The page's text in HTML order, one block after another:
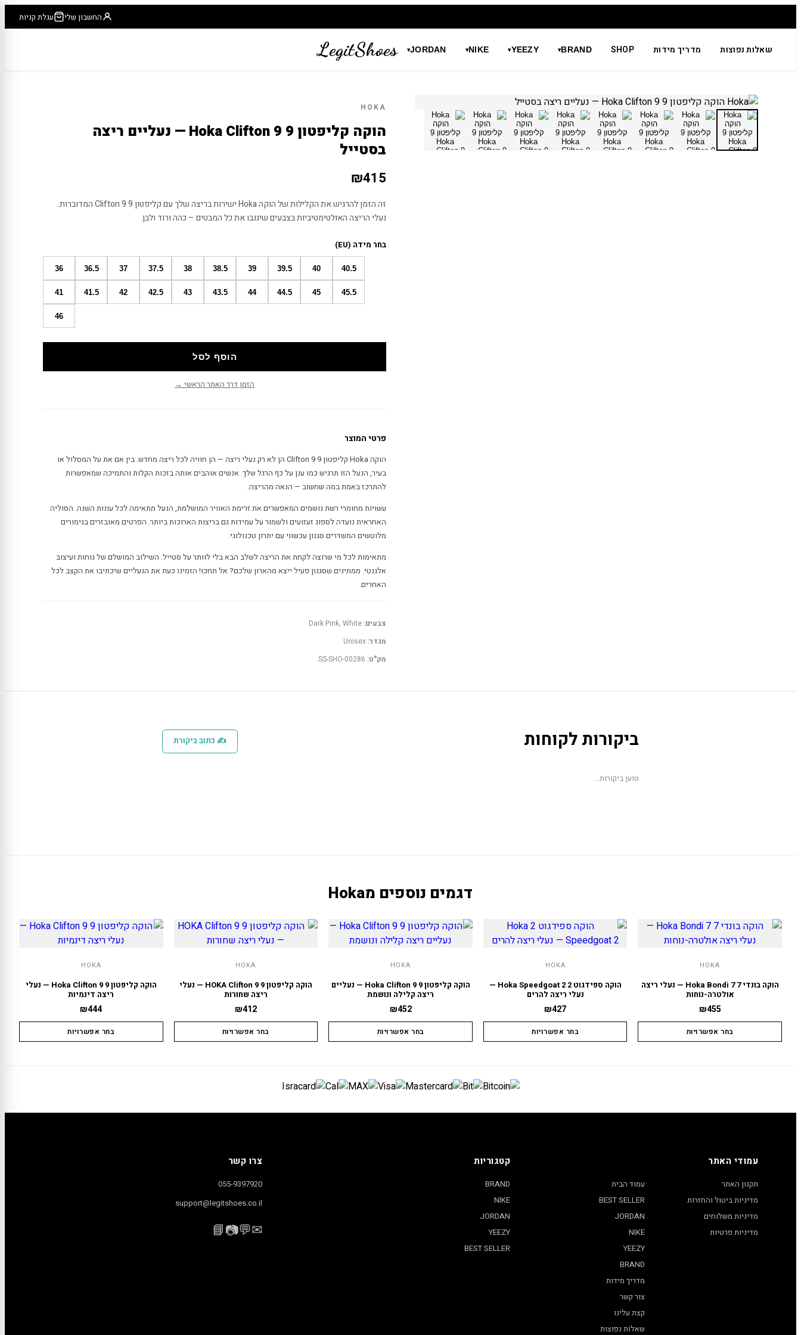
החשבון שלי עגלת קניות
JORDAN
▾ NIKE
▾ YEEZY
▾ BRAND
▾ SHOP מדריך מידות שאלות נפוצות LegitShoes
HOKA
הוקה קליפטון 9 Hoka Clifton 9 — נעליים ריצה
בסטייל
₪415
זה הזמן להרגיש את הקלילות של הוקה Hoka ישירות בריצה שלך עם קליפטון 9 Clifton 9 המדוברות.
נעלי הריצה האולטימטיביות בצבעים שיגנבו את כל המבטים – כהה ורוד ולבן.
בחר מידה (EU)
36 36.5 37 37.5 38 38.5 39 39.5 40 40.5
41 41.5 42 42.5 43 43.5 44 44.5 45 45.5
46
הוסף לסל
הזמן דרך האתר הראשי →
פרטי המוצר
הוקה Hoka קליפטון 9 Clifton 9 הן לא רק נעלי ריצה — הן חוויה לכל ריצה מחדש. בין אם את על המסלול או
בעיר, הנעל הזו תרגיש כמו ענן על כף הרגל שלך. אנשים אוהבים אותה בזכות הקלות והתמיכה שמאפשרות
להתרכז באמת במה שחשוב — הנאה מהריצה.
עשויות מחומרי רשת נושמים המאפשרים את זרימת האוויר המושלמת, הנעל מתאימה לכל עונות השנה. הסוליה
האחראית נועדה לספוג זעזועים ולשמור על עמידות גם בריצות הארוכות ביותר. הפרטים מאובזרים בגימורים
מלוטשים המשדרים סגנון עכשווי עם יתרון טכנולוגי.
מתאימות לכל מי שרוצה לקחת את הריצה לשלב הבא בלי לוותר על סטייל. השילוב המושלם של נוחות ועיצוב
אלגנטי. ממתינים שסגנון פעיל ייצא מהארון שלכם? אל תחכו! הזמינו כעת את הנעליים שיכתיבו את הקצב לכל
האחרים.
צבעים: Dark Pink, White
מגדר: Unisex
מק"ט: SS-SHO-00286
ביקורות לקוחות ✍ כתוב ביקורת
טוען ביקורות...
דגמים נוספים מHoka
HOKA
הוקה בונדי 7 Hoka Bondi 7 — נעלי ריצה
אולטרה-נוחות
₪455
בחר אפשרויות
HOKA
הוקה ספידגוט 2 Hoka Speedgoat 2 —
נעלי ריצה להרים
₪427
בחר אפשרויות
HOKA
הוקה קליפטון 9 Hoka Clifton 9 — נעליים
ריצה קלילה ונושמת
₪452
בחר אפשרויות
HOKA
הוקה קליפטון 9 HOKA Clifton 9 — נעלי
ריצה שחורות
₪412
בחר אפשרויות
HOKA
הוקה קליפטון 9 Hoka Clifton 9 — נעלי
ריצה דינמיות
₪444
בחר אפשרויות
עמודי האתר
תקנון האתר
מדיניות ביטול והחזרות
מדיניות משלוחים
מדיניות פרטיות
עמוד הבית
BEST SELLER
JORDAN
NIKE
YEEZY
BRAND
מדריך מידות
צור קשר
קצת עלינו
שאלות נפוצות
קטגוריות
BRAND
NIKE
JORDAN
YEEZY
BEST SELLER
צרו קשר
055-9397920
support@legitshoes.co.il
✉
💬
📷
📘